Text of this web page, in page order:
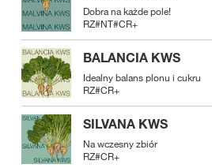
Dobra na każde pole!
RZ#NT#CR+
BALANCIA KWS
Idealny balans plonu i cukru
RZ#CR+
SILVANA KWS
Na wczesny zbiór
RZ#CR+